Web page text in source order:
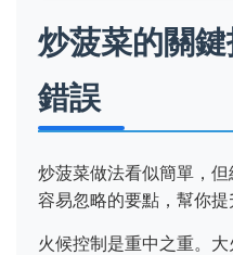
炒菠菜的關
錯誤
炒菠菜做法看似簡單，
容易忽略的要點，幫你提
火候控制是重中之重。